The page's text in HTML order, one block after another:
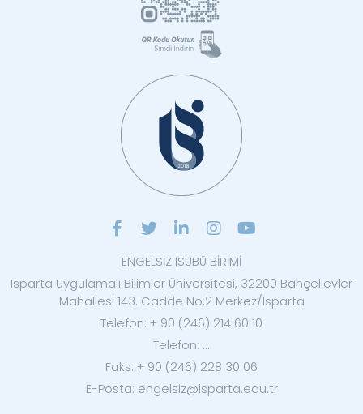
ENGELSİZ ISUBÜ BİRİMİ
Isparta Uygulamalı Bilimler Üniversitesi, 32200 Bahçelievler
Mahallesi 143. Cadde No:2 Merkez/Isparta
Telefon: + 90 (246) 214 60 10
Telefon: ...
Faks: + 90 (246) 228 30 06
E-Posta: engelsiz@isparta.edu.tr